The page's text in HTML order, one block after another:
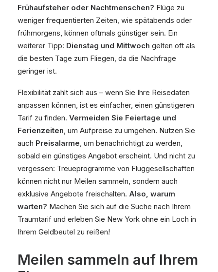
Frühaufsteher oder Nachtmenschen? Flüge zu
weniger frequentierten Zeiten, wie spätabends oder
frühmorgens, können oftmals günstiger sein. Ein
weiterer Tipp: Dienstag und Mittwoch gelten oft als
die besten Tage zum Fliegen, da die Nachfrage
geringer ist.
Flexibilität zahlt sich aus – wenn Sie Ihre Reisedaten
anpassen können, ist es einfacher, einen günstigeren
Tarif zu finden. Vermeiden Sie Feiertage und
Ferienzeiten, um Aufpreise zu umgehen. Nutzen Sie
auch Preisalarme, um benachrichtigt zu werden,
sobald ein günstiges Angebot erscheint. Und nicht zu
vergessen: Treueprogramme von Fluggesellschaften
können nicht nur Meilen sammeln, sondern auch
exklusive Angebote freischalten. Also, warum
warten? Machen Sie sich auf die Suche nach Ihrem
Traumtarif und erleben Sie New York ohne ein Loch in
Ihrem Geldbeutel zu reißen!
Meilen sammeln auf Ihrem